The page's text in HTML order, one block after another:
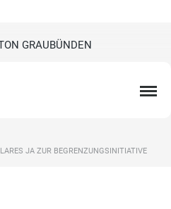
GRAUBÜNDEN
JA ZUR BEGRENZUNGSINITIATIVE